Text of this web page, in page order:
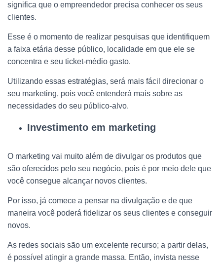
significa que o empreendedor precisa conhecer os seus
clientes.
Esse é o momento de realizar pesquisas que identifiquem
a faixa etária desse público, localidade em que ele se
concentra e seu ticket-médio gasto.
Utilizando essas estratégias, será mais fácil direcionar o
seu marketing, pois você entenderá mais sobre as
necessidades do seu público-alvo.
Investimento em marketing
O marketing vai muito além de divulgar os produtos que
são oferecidos pelo seu negócio, pois é por meio dele que
você consegue alcançar novos clientes.
Por isso, já comece a pensar na divulgação e de que
maneira você poderá fidelizar os seus clientes e conseguir
novos.
As redes sociais são um excelente recurso; a partir delas,
é possível atingir a grande massa. Então, invista nesse